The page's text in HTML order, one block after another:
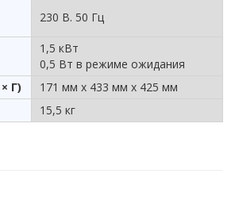
230 В. 50 Гц
1,5 кВт
0,5 Вт в режиме ожидания
Г)
171 мм х 433 мм х 425 мм
15,5 кг